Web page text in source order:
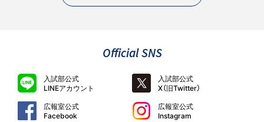
Official SNS
入試部公式
LINEアカウント
入試部公式
X（旧Twitter）
広報室公式
Facebook
広報室公式
Instagram